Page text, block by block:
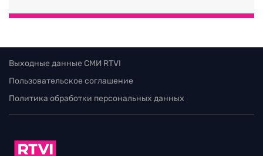
Выходные данные СМИ RTVI
Пользовательское соглашение
Политика обработки персональных данных